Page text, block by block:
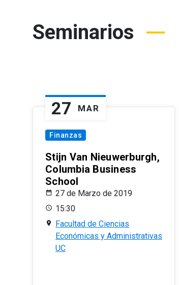
Seminarios
27 MAR
Finanzas
Stijn Van Nieuwerburgh,
Columbia Business
School
27 de Marzo de 2019
15:30
Facultad de Ciencias
Económicas y Administrativas
UC